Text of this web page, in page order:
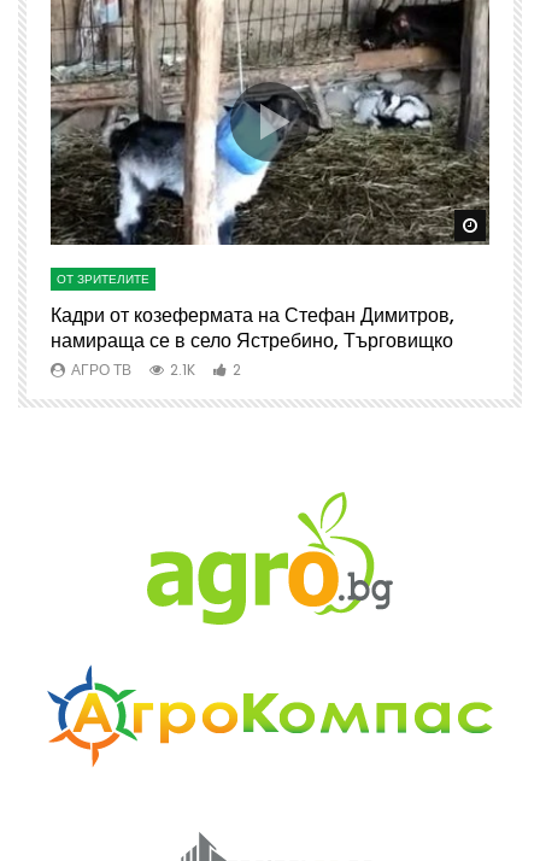
Watch Later Watch
ОТ ЗРИТЕЛИТЕ
Кадри от козефермата на Стефан Димитров,
намираща се в село Ястребино, Търговищко
АГРО ТВ 2.1K 2